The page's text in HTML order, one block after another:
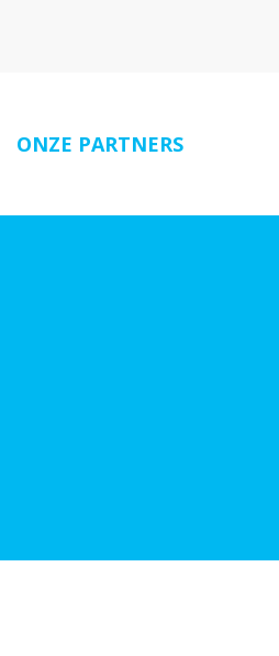
ONZE PARTNERS